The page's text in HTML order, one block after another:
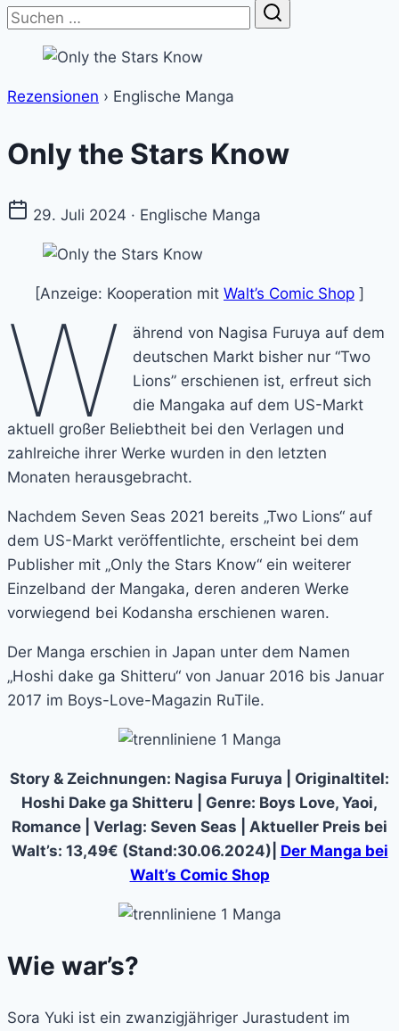
Suche
Rezensionen › Englische Manga
Only the Stars Know
29. Juli 2024 · Englische Manga
[Anzeige: Kooperation mit Walt’s Comic Shop ]
W
ährend von Nagisa Furuya auf dem
deutschen Markt bisher nur “Two
Lions” erschienen ist, erfreut sich
die Mangaka auf dem US-Markt
aktuell großer Beliebtheit bei den Verlagen und
zahlreiche ihrer Werke wurden in den letzten
Monaten herausgebracht.
Nachdem Seven Seas 2021 bereits „Two Lions“ auf
dem US-Markt veröffentlichte, erscheint bei dem
Publisher mit „Only the Stars Know“ ein weiterer
Einzelband der Mangaka, deren anderen Werke
vorwiegend bei Kodansha erschienen waren.
Der Manga erschien in Japan unter dem Namen
„Hoshi dake ga Shitteru“ von Januar 2016 bis Januar
2017 im Boys-Love-Magazin RuTile.
Story & Zeichnungen: Nagisa Furuya | Originaltitel:
Hoshi Dake ga Shitteru | Genre: Boys Love, Yaoi,
Romance | Verlag: Seven Seas | Aktueller Preis bei
Walt’s: 13,49€ (Stand:30.06.2024)| Der Manga bei
Walt’s Comic Shop
Wie war’s?
Sora Yuki ist ein zwanzigjähriger Jurastudent im